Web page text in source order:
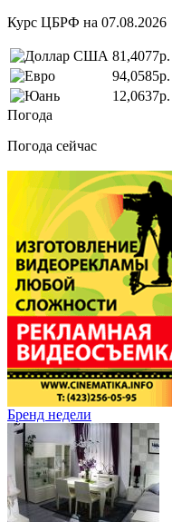
Курс ЦБРФ на 07.08.2026
81,4077р.
94,0585р.
12,0637р.
Погода
Погода сейчас
Бренд недели